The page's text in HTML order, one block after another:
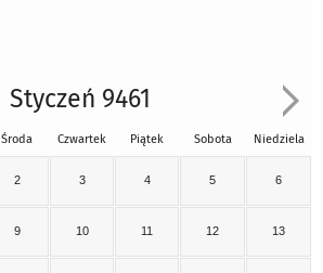
Styczeń 9461
Środa Czwartek Piątek Sobota Niedziela
2 3 4 5 6
9 10 11 12 13